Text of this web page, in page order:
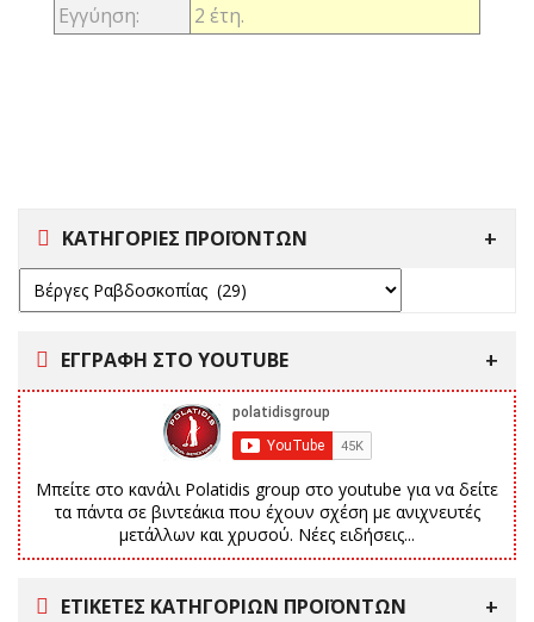
ΚΑΤΗΓΟΡΙΕΣ ΠΡΟΪΟΝΤΩΝ
ΕΓΓΡΑΦΗ ΣΤΟ YOUTUBE
Μπείτε στο κανάλι Polatidis group στο youtube για να δείτε
τα πάντα σε βιντεάκια που έχουν σχέση με ανιχνευτές
μετάλλων και χρυσού. Νέες ειδήσεις...
ΕΤΙΚΈΤΕΣ ΚΑΤΗΓΟΡΙΏΝ ΠΡΟΪΌΝΤΩΝ
Εγγύηση:
2 έτη.